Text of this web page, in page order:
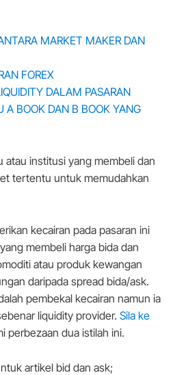
MARKET MAKER DAN
FOREX
DALAM PASARAN
A BOOK DAN B BOOK YANG
atau institusi yang membeli dan
tertentu untuk memudahkan
kecairan pada pasaran ini
membeli harga bida dan
atau produk kewangan
daripada spread bida/ask.
pembekal kecairan namun ia
liquidity provider. Sila ke
perbezaan dua istilah ini.
artikel bid dan ask;